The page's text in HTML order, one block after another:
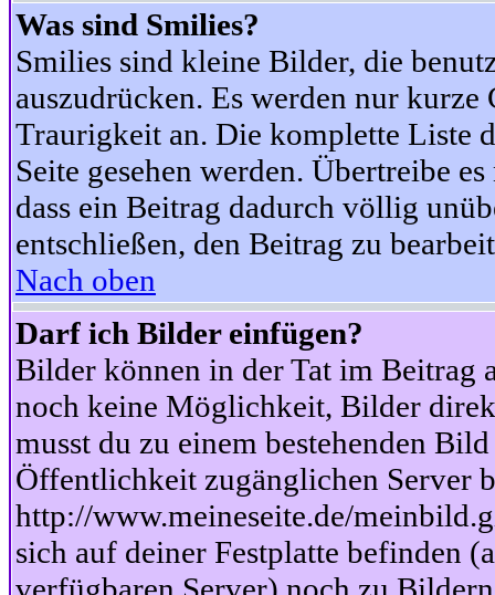
Was sind Smilies?
Smilies sind kleine Bilder, die
auszudrücken. Es werden nur
Traurigkeit an. Die komplette Liste
Seite gesehen werden. Übertreibe
dass ein Beitrag dadurch völlig
entschließen, den Beitrag zu
Nach oben
Darf ich Bilder einfügen?
Bilder können in der Tat im Beitrag
noch keine Möglichkeit, Bilder
musst du zu einem bestehenden
Öffentlichkeit zugänglichen Server
http://www.meineseite.de/
sich auf deiner Festplatte befinden